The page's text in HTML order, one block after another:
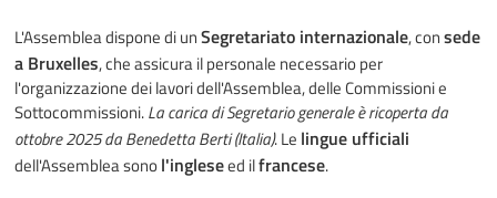
L'Assemblea dispone di unSegretariato internazionale, consede
a Bruxelles, che assicura il personale necessario per
l'organizzazione dei lavori dell'Assemblea, delle Commissioni e
Sottocommissioni.La carica di Segretario generale è ricoperta da
ottobre 2025 da Benedetta Berti (Italia). Le lingue ufficiali
dell'Assemblea sonol'ingleseed ilfrancese.